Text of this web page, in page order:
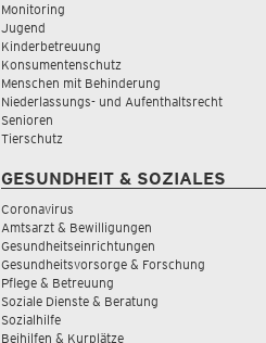
Monitoring
Jugend
Kinderbetreuung
Konsumentenschutz
Menschen mit Behinderung
Niederlassungs- und Aufenthaltsrecht
Senioren
Tierschutz
GESUNDHEIT & SOZIALES
Coronavirus
Amtsarzt & Bewilligungen
Gesundheitseinrichtungen
Gesundheitsvorsorge & Forschung
Pflege & Betreuung
Soziale Dienste & Beratung
Sozialhilfe
Beihilfen & Kurplätze